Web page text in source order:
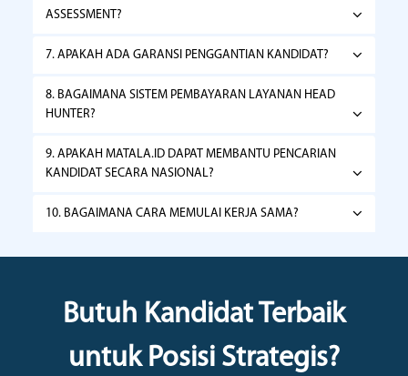
ASSESSMENT?
7. APAKAH ADA GARANSI PENGGANTIAN KANDIDAT?
8. BAGAIMANA SISTEM PEMBAYARAN LAYANAN HEAD
HUNTER?
9. APAKAH MATALA.ID DAPAT MEMBANTU PENCARIAN
KANDIDAT SECARA NASIONAL?
10. BAGAIMANA CARA MEMULAI KERJA SAMA?
Butuh Kandidat Terbaik
untuk Posisi Strategis?